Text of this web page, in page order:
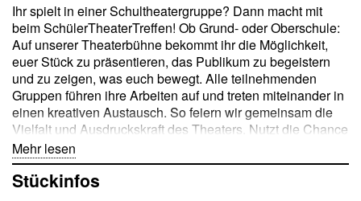
Ihr spielt in einer Schultheatergruppe? Dann macht mit
beim SchülerTheaterTreffen! Ob Grund- oder Oberschule:
Auf unserer Theaterbühne bekommt ihr die Möglichkeit,
euer Stück zu präsentieren, das Publikum zu begeistern
und zu zeigen, was euch bewegt. Alle teilnehmenden
Gruppen führen ihre Arbeiten auf und treten miteinander in
einen kreativen Austausch. So feiern wir gemeinsam die
Vielfalt und Ausdruckskraft des Theaters. Nutzt die Chance
und seid dabei, wenn es wieder heißt: »Vorhang auf für
SchulTheaterGruppen!«
Mehr lesen
Stückinfos